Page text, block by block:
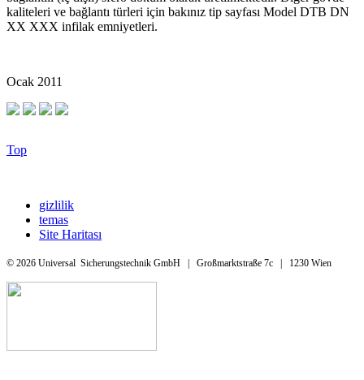
kaliteleri ve bağlantı türleri için bakınız tip sayfası Model DTB DN
XX XXX infilak emniyetleri.
Ocak 2011
Top
gizlilik
temas
Site Haritası
© 2026 Universal Sicherungstechnik GmbH | Großmarktstraße 7c | 1230 Wien